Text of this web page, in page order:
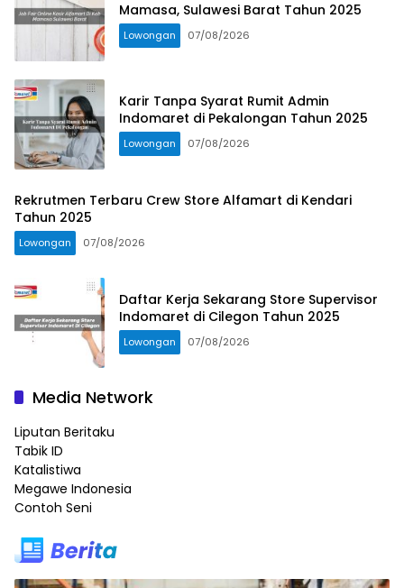
Mamasa, Sulawesi Barat Tahun 2025
Lowongan 07/08/2026
Karir Tanpa Syarat Rumit Admin
Indomaret di Pekalongan Tahun 2025
Lowongan 07/08/2026
Rekrutmen Terbaru Crew Store Alfamart di Kendari
Tahun 2025
Lowongan 07/08/2026
Daftar Kerja Sekarang Store Supervisor
Indomaret di Cilegon Tahun 2025
Lowongan 07/08/2026
Media Network
Liputan Beritaku
Tabik ID
Katalistiwa
Megawe Indonesia
Contoh Seni